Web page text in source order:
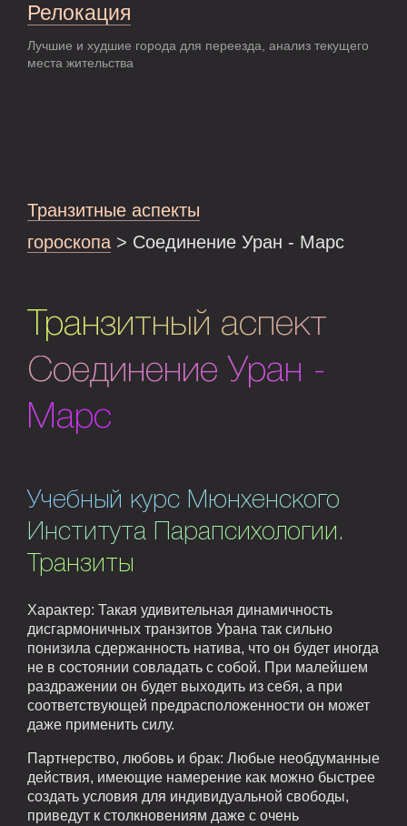
Релокация
Лучшие и худшие города для переезда, анализ текущего
места жительства
Транзитные аспекты
гороскопа > Соединение Уран - Марс
Транзитный аспект
Соединение Уран -
Марс
Учебный курс Мюнхенского
Института Парапсихологии.
Транзиты
Характер: Такая удивительная динамичность
дисгармоничных транзитов Урана так сильно
понизила сдержанность натива, что он будет иногда
не в состоянии совладать с собой. При малейшем
раздражении он будет выходить из себя, а при
соответствующей предрасположенности он может
даже применить силу.
Партнерство, любовь и брак: Любые необдуманные
действия, имеющие намерение как можно быстрее
создать условия для индивидуальной свободы,
приведут к столкновениям даже с очень